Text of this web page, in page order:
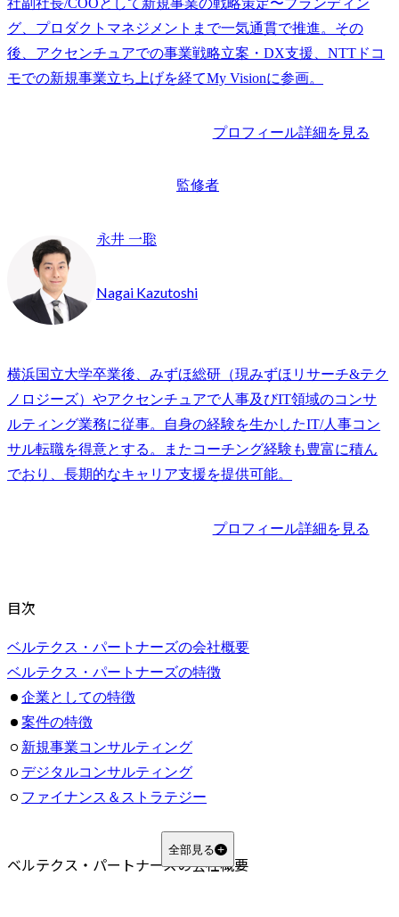
社副社長/COOとして新規事業の戦略策定〜ブランディン
グ、プロダクトマネジメントまで一気通貫で推進。その
後、アクセンチュアでの事業戦略立案・DX支援、NTTドコ
モでの新規事業立ち上げを経てMy Visionに参画。
プロフィール詳細を見る
監修者
永井 一聡
Nagai Kazutoshi
横浜国立大学卒業後、みずほ総研（現みずほリサーチ&テク
ノロジーズ）やアクセンチュアで人事及びIT領域のコンサ
ルティング業務に従事。自身の経験を生かしたIT/人事コン
サル転職を得意とする。またコーチング経験も豊富に積ん
でおり、長期的なキャリア支援を提供可能。
プロフィール詳細を見る
目次
ベルテクス・パートナーズの会社概要
ベルテクス・パートナーズの特徴
企業としての特徴
案件の特徴
新規事業コンサルティング
デジタルコンサルティング
ファイナンス＆ストラテジー
Innovation Solution
全部見る
ベルテクス・パートナーズの会社概要